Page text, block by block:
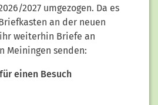
2027 umgezogen. Da es
an der neuen
weiterhin Briefe an
Meiningen senden:
einen Besuch